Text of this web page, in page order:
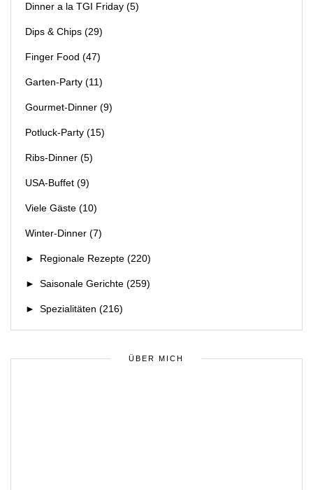
Dinner a la TGI Friday (5)
Dips & Chips (29)
Finger Food (47)
Garten-Party (11)
Gourmet-Dinner (9)
Potluck-Party (15)
Ribs-Dinner (5)
USA-Buffet (9)
Viele Gäste (10)
Winter-Dinner (7)
► Regionale Rezepte (220)
► Saisonale Gerichte (259)
► Spezialitäten (216)
ÜBER MICH